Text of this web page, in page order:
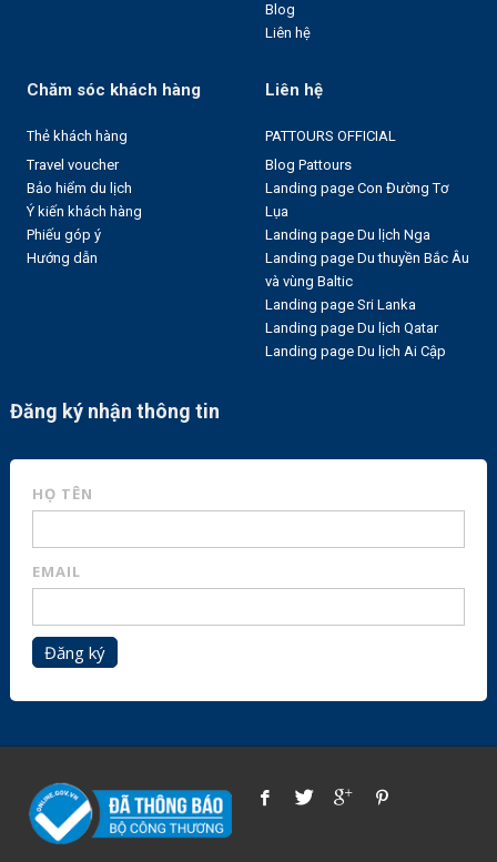
Blog
Liên hệ
Chăm sóc khách hàng
Thẻ khách hàng
Travel voucher
Bảo hiểm du lịch
Ý kiến khách hàng
Phiếu góp ý
Hướng dẫn
Liên hệ
PATTOURS OFFICIAL
Blog Pattours
Landing page Con Đường Tơ
Lụa
Landing page Du lịch Nga
Landing page Du thuyền Bắc Âu
và vùng Baltic
Landing page Sri Lanka
Landing page Du lịch Qatar
Landing page Du lịch Ai Cập
Đăng ký nhận thông tin
HỌ TÊN
EMAIL
Đăng ký